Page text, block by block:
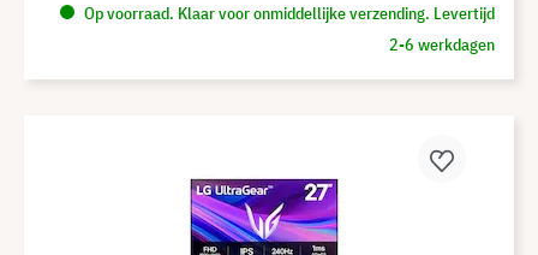
Op voorraad. Klaar voor onmiddellijke verzending. Levertijd
2-6 werkdagen